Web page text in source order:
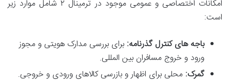
امکانات اختصاصی و عمومی موجود در ترمینال ۲ شامل موارد زیر
است:
باجه های کنترل گذرنامه: برای بررسی مدارک هویتی و مجوز
ورود و خروج مسافران بین المللی.
گمرک: محلی برای اظهار و بازرسی کالاهای ورودی و خروجی.